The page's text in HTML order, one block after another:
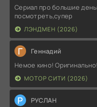
Сериал про большие
посмотреть,супер
ЛЭНДМЕН (2026)
Г Геннадий
Немое кино! Оригинально!
МОТОР СИТИ (2026)
Р РУСЛАН